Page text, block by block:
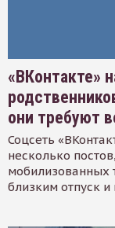
«ВКонтакте»
они требуют
Соцсеть
несколько
мобилизованных
близким отпуск